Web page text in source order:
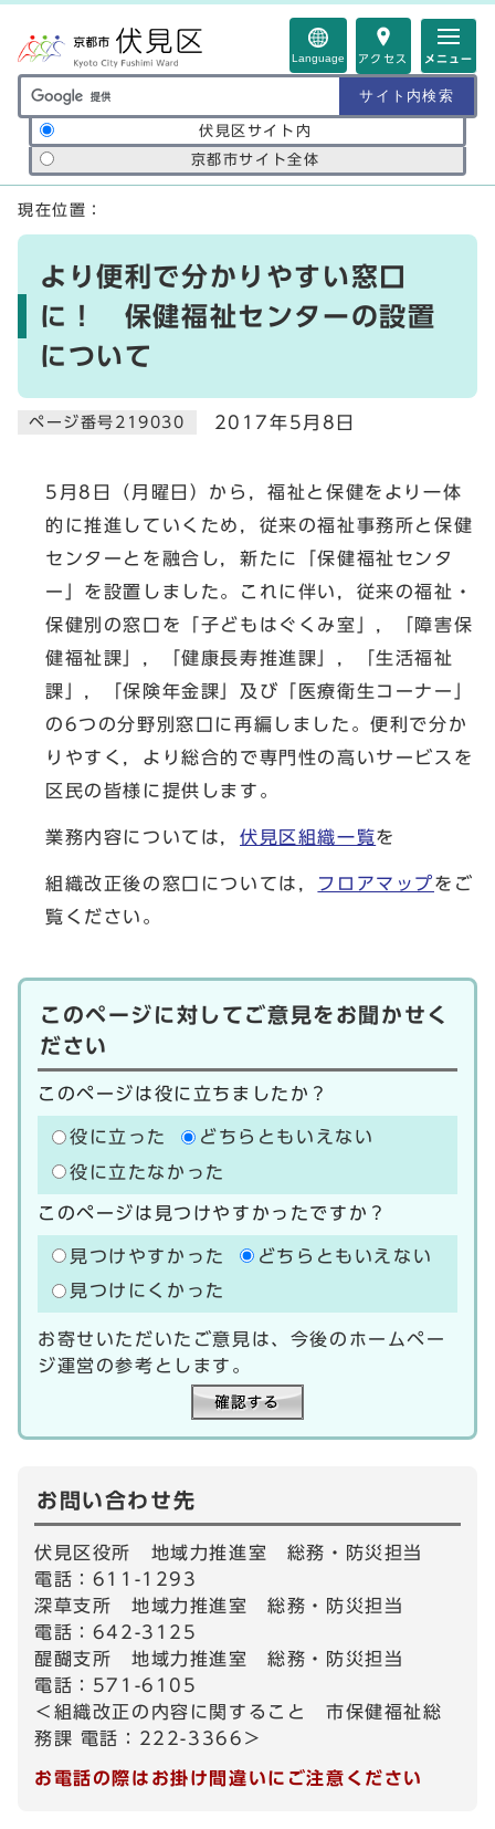
Language アクセス メニュー
サイト内検索の範囲
伏見区サイト内
京都市サイト全体
ここから本文です
現在位置：
より便利で分かりやすい窓口
に！ 保健福祉センターの設置
について
ページ番号219030 2017年5月8日
5月8日（月曜日）から，福祉と保健をより一体
的に推進していくため，従来の福祉事務所と保健
センターとを融合し，新たに「保健福祉センタ
ー」を設置しました。これに伴い，従来の福祉・
保健別の窓口を「子どもはぐくみ室」，「障害保
健福祉課」，「健康長寿推進課」，「生活福祉
課」，「保険年金課」及び「医療衛生コーナー」
の6つの分野別窓口に再編しました。便利で分か
りやすく，より総合的で専門性の高いサービスを
区民の皆様に提供します。
業務内容については， 伏見区組織一覧を
組織改正後の窓口については， フロアマップをご
覧ください。
このページに対してご意見をお聞かせく
ださい
このページは役に立ちましたか？
役に立った
どちらともいえない
役に立たなかった
このページは見つけやすかったですか？
見つけやすかった
どちらともいえない
見つけにくかった
お寄せいただいたご意見は、今後のホームペー
ジ運営の参考とします。
お問い合わせ先
伏見区役所 地域力推進室 総務・防災担当
電話：611-1293
深草支所 地域力推進室 総務・防災担当
電話：642-3125
醍醐支所 地域力推進室 総務・防災担当
電話：571-6105
＜組織改正の内容に関すること 市保健福祉総
務課 電話：222-3366＞
お電話の際はお掛け間違いにご注意ください